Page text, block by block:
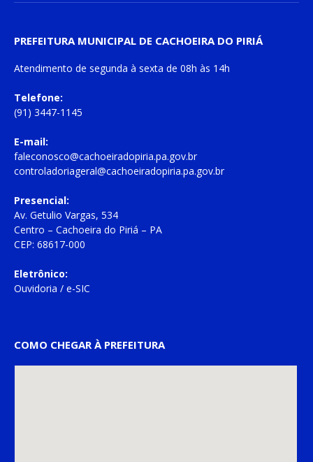
PREFEITURA MUNICIPAL DE CACHOEIRA DO PIRIÁ
Atendimento de segunda à sexta de 08h às 14h
Telefone:
(91) 3447-1145
E-mail:
faleconosco@cachoeiradopiria.pa.gov.br
controladoriageral@cachoeiradopiria.pa.gov.br
Presencial:
Av. Getulio Vargas, 534
Centro – Cachoeira do Piriá – PA
CEP: 68617-000
Eletrônico:
Ouvidoria / e-SIC
COMO CHEGAR À PREFEITURA